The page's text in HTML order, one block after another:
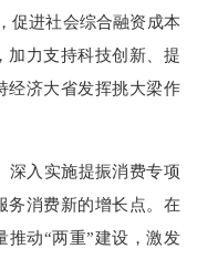
促进社会综合融资成本
加力支持科技创新、提
经济大省发挥挑大梁作
深入实施提振消费专项
务消费新的增长点。在
推动“两重”建设，激发